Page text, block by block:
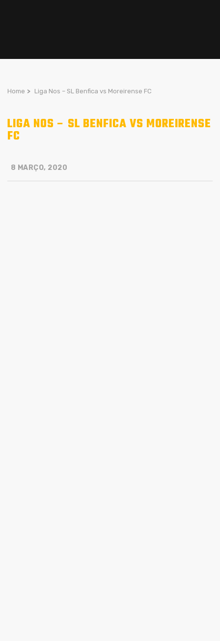
Home > Liga Nos – SL Benfica vs Moreirense FC
LIGA NOS – SL BENFICA VS MOREIRENSE
FC
8 MARÇO, 2020